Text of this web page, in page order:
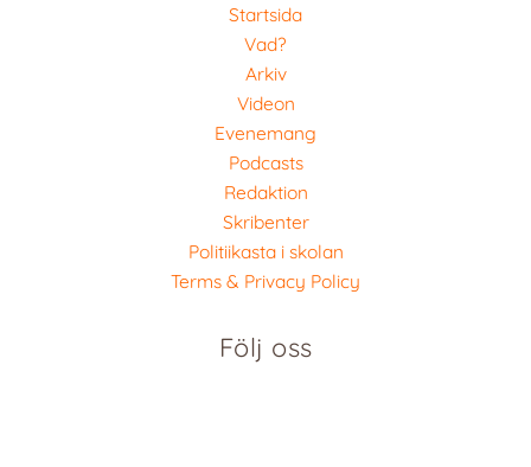
Startsida
Vad?
Arkiv
Videon
Evenemang
Podcasts
Redaktion
Skribenter
Politiikasta i skolan
Terms & Privacy Policy
Följ oss